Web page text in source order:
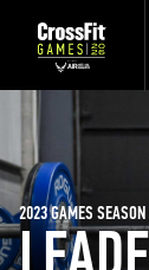
2023 GAMES SEASON